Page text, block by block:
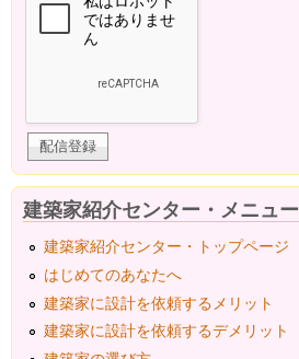
建築家紹介センター・メニュー
建築家紹介センター・トップページ
はじめてのあなたへ
建築家に設計を依頼するメリット
建築家に設計を依頼するデメリット